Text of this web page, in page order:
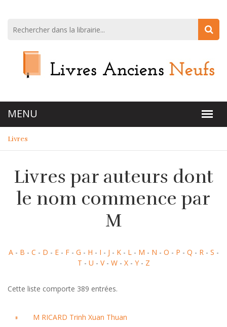
Livres
Livres par auteurs dont
le nom commence par
M
A- B - C - D - E- F- G - H - I - J - K- L- M - N - O - P - Q - R- S -
T - U - V- W- X- Y- Z
Cette liste comporte 389 entrées.
M RICARD Trinh Xuan Thuan